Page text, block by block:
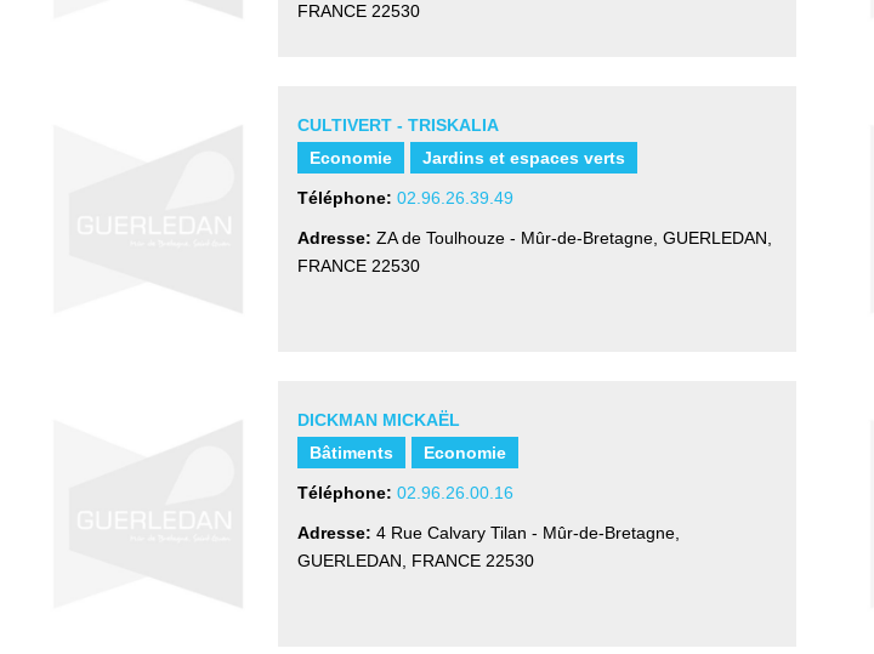
FRANCE 22530
CULTIVERT - TRISKALIA
Economie
Jardins et espaces verts
Téléphone: 02.96.26.39.49
Adresse: ZA de Toulhouze - Mûr-de-Bretagne, GUERLEDAN,
FRANCE 22530
DICKMAN MICKAËL
Bâtiments
Economie
Téléphone: 02.96.26.00.16
Adresse: 4 Rue Calvary Tilan - Mûr-de-Bretagne,
GUERLEDAN, FRANCE 22530